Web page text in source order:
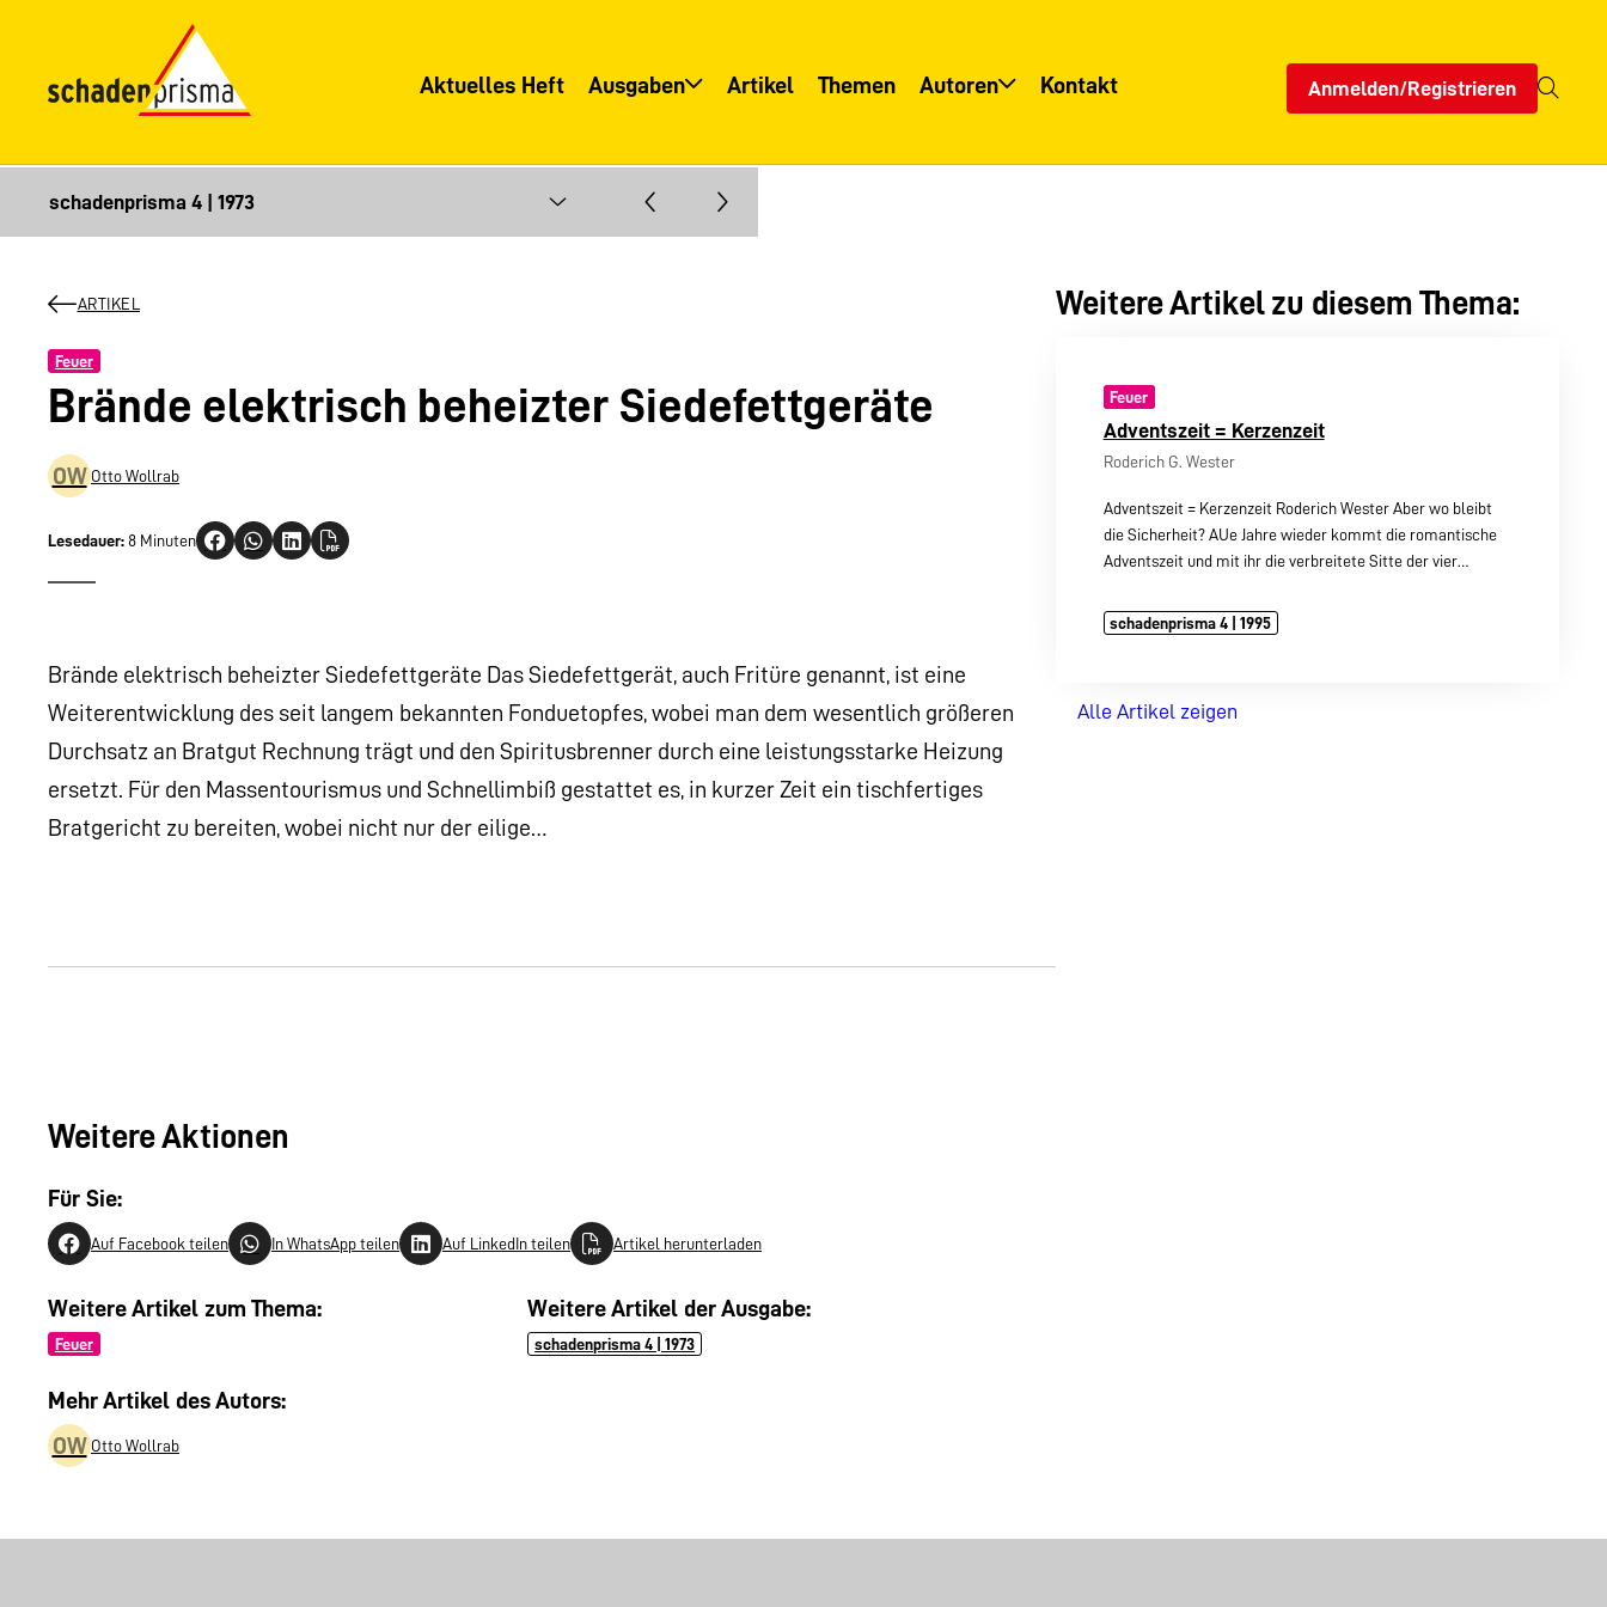
Aktuelles Heft Ausgaben
Informationsservice
Artikel Themen Autoren Kontakt Anmelden/Registrieren
ARTIKEL
Feuer
Brände elektrisch beheizter Siedefettgeräte
OW Otto Wollrab
Lesedauer: 8 Minuten
Brände elektrisch beheizter Siedefettgeräte Das Siedefettgerät, auch Fritüre genannt, ist eine
Weiterentwicklung des seit langem bekannten Fonduetopfes, wobei man dem wesentlich größeren
Durchsatz an Bratgut Rechnung trägt und den Spiritusbrenner durch eine leistungsstarke Heizung
ersetzt. Für den Massentourismus und Schnellimbiß gestattet es, in kurzer Zeit ein tischfertiges
Bratgericht zu bereiten, wobei nicht nur der eilige…
Weitere Aktionen
Für Sie:
Auf Facebook teilen In WhatsApp teilen Auf LinkedIn teilen Artikel herunterladen
Weitere Artikel zum Thema:
Feuer
Weitere Artikel der Ausgabe:
schadenprisma 4 | 1973
Mehr Artikel des Autors:
OW Otto Wollrab
Weitere Artikel zu diesem Thema:
Feuer
Adventszeit = Kerzenzeit
Roderich G. Wester
Adventszeit = Kerzenzeit Roderich Wester Aber wo bleibt
die Sicherheit? AUe Jahre wieder kommt die romantische
Adventszeit und mit ihr die verbreitete Sitte der vier…
schadenprisma 4 | 1995
Alle Artikel zeigen